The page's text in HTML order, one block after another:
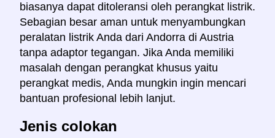
biasanya dapat ditoleransi oleh perangkat listrik.
Sebagian besar aman untuk menyambungkan
peralatan listrik Anda dari Andorra di Austria
tanpa adaptor tegangan. Jika Anda memiliki
masalah dengan perangkat khusus yaitu
perangkat medis, Anda mungkin ingin mencari
bantuan profesional lebih lanjut.
Jenis colokan